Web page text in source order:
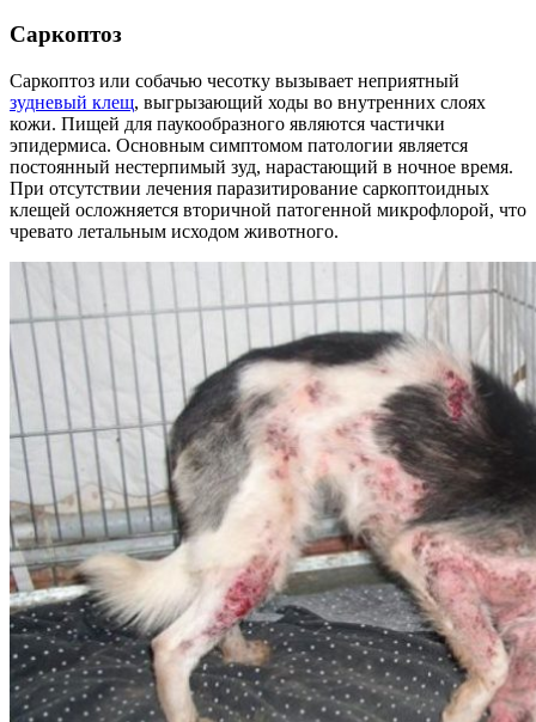
Саркоптоз
Саркоптоз или собачью чесотку вызывает неприятный
зудневый клещ, выгрызающий ходы во внутренних слоях
кожи. Пищей для паукообразного являются частички
эпидермиса. Основным симптомом патологии является
постоянный нестерпимый зуд, нарастающий в ночное время.
При отсутствии лечения паразитирование саркоптоидных
клещей осложняется вторичной патогенной микрофлорой, что
чревато летальным исходом животного.